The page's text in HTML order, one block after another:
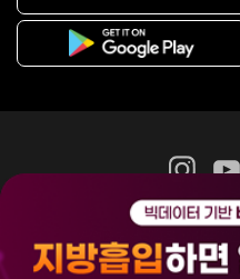
365mc 병·의원 이용
비급여